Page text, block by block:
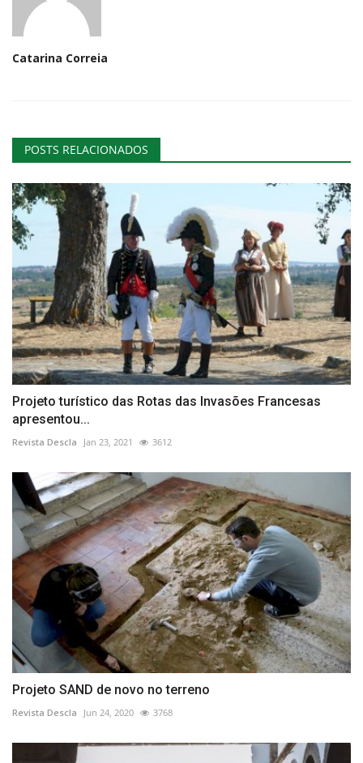
Catarina Correia
POSTS RELACIONADOS
Projeto turístico das Rotas das Invasões Francesas
apresentou...
Revista Descla Jan 23, 2021 3612
Projeto SAND de novo no terreno
Revista Descla Jun 24, 2020 3768